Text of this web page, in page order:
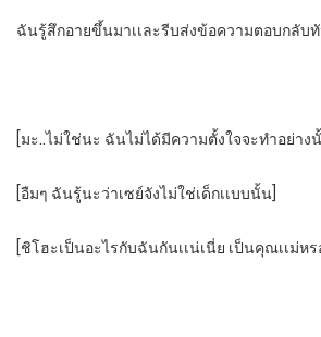
ฉันรู้สึกอายขึ้นมาเเละรีบส่งข้อความตอบกลับ
[มะ..ไม่ใช่นะ​ ฉันไม่ได้มีความตั้งใจจะทําอย่าง
[อืมๆ​ ฉันรู้นะว่าเซย์จังไม่ใช่เด็กเเบบนั้น]
[ชิโฮะเป็นอะไรกับฉันกันเเน่เนี่ย​ เป็นคุณเเม่หร